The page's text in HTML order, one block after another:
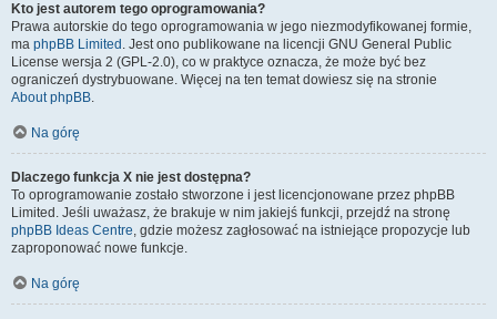
Kto jest autorem tego oprogramowania?
Prawa autorskie do tego oprogramowania w jego niezmodyfikowanej formie,
ma phpBB Limited . Jest ono publikowane na licencji GNU General Public
License wersja 2 (GPL-2.0), co w praktyce oznacza, że może być bez
ograniczeń dystrybuowane. Więcej na ten temat dowiesz się na stronie
About phpBB.
Na górę
Dlaczego funkcja X nie jest dostępna?
To oprogramowanie zostało stworzone i jest licencjonowane przez phpBB
Limited. Jeśli uważasz, że brakuje w nim jakiejś funkcji, przejdź na stronę
phpBB Ideas Centre, gdzie możesz zagłosować na istniejące propozycje lub
zaproponować nowe funkcje.
Na górę